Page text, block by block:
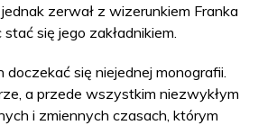
zerwał z wizerunkiem Franka
się jego zakładnikiem.
doczekać się niejednej monografii.
a przede wszystkim niezwykłym
i zmiennych czasach, którym